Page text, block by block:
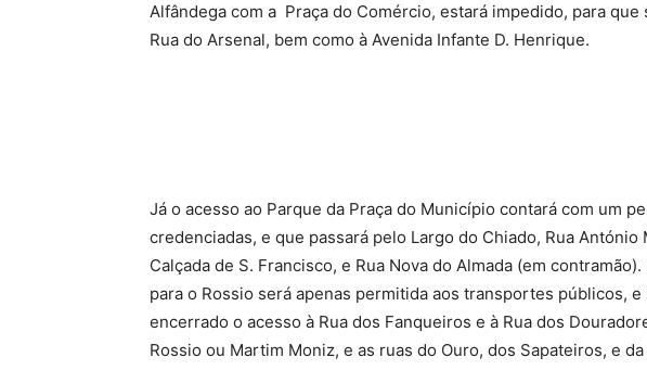
Alfândega com a Praça do Comércio, estará impedido, para que
Rua do Arsenal, bem como à Avenida Infante D. Henrique.
Já o acesso ao Parque da Praça do Município contará com um
credenciadas, e que passará pelo Largo do Chiado, Rua António
Calçada de S. Francisco, e Rua Nova do Almada (em
para o Rossio será apenas permitida aos transportes públicos, e
encerrado o acesso à Rua dos Fanqueiros e à Rua dos
Rossio ou Martim Moniz, e as ruas do Ouro, dos Sapateiros, e